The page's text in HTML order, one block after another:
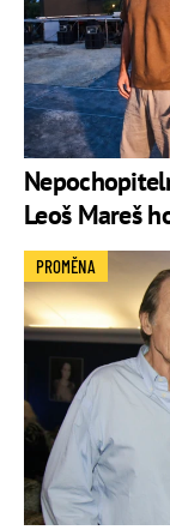
Leoš Mareš
PROMĚNA